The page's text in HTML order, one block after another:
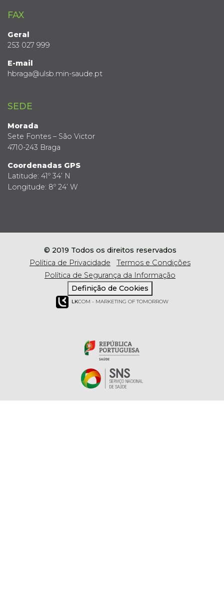
FAX
Geral
253 027 999
E-mail
hbraga@ulsb.min-saude.pt
SEDE
Morada
Sete Fontes – São Victor
4710-243 Braga
Coordenadas GPS
Latitude: 41º 34’ N
Longitude: 8º 24’ W
© 2019 Todos os direitos reservados
Política de Privacidade
Termos e Condições
Política de Segurança da Informação
Definição de Cookies
LKCOM - MARKETING OF TOMORROW